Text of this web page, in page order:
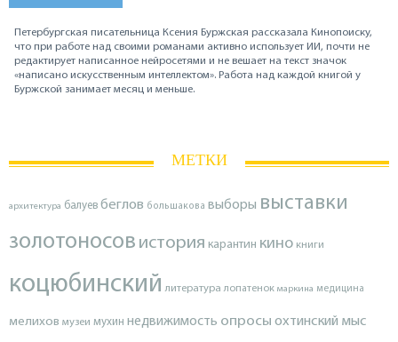
Петербургская писательница Ксения Буржская рассказала Кинопоиску,
что при работе над своими романами активно использует ИИ, почти не
редактирует написанное нейросетями и не вешает на текст значок
«написано искусственным интеллектом». Работа над каждой книгой у
Буржской занимает месяц и меньше.
МЕТКИ
архитектура балуев беглов большакова выборы выставки
золотоносов история карантин кино книги
коцюбинский литература лопатенок маркина медицина
мелихов музеи мухин недвижимость опросы охтинский мыс